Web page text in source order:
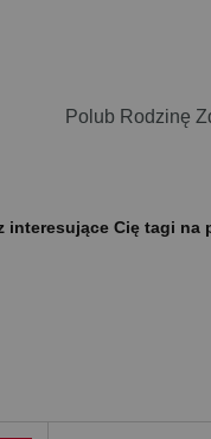
Polub Rodzinę
interesujące Cię tagi na